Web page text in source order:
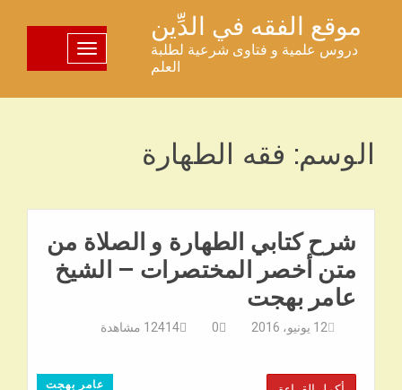
المحتوى
موقع الفقه في الدِّين
دروس علمية و فتاوى شرعية لطلبة
العلم
تبديل اللوحة
الوسم: فقه الطهارة
شرح كتابي الطهارة و الصلاة من
متن أخصر المختصرات – الشيخ
عامر بهجت
12 يونيو، 2016 0
12414 مشاهدة
عامر بهجت